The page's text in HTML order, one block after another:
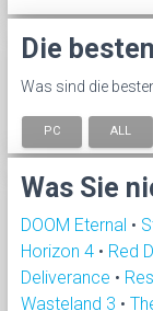
Die
Was sind die
PC ALL
Was Sie
DOOM Eternal •
Horizon 4 • Red
Deliverance •
Wasteland 3 •